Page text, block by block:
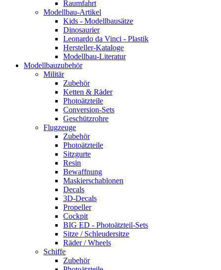
Raumfahrt
Modellbau-Artikel
Kids - Modellbausätze
Dinosaurier
Leonardo da Vinci - Plastik
Hersteller-Kataloge
Modellbau-Literatur
Modellbauzubehör
Militär
Zubehör
Ketten & Räder
Photoätzteile
Conversion-Sets
Geschützrohre
Flugzeuge
Zubehör
Photoätzteile
Sitzgurte
Resin
Bewaffnung
Maskierschablonen
Decals
3D-Decals
Propeller
Cockpit
BIG ED - Photoätzteil-Sets
Sitze / Schleudersitze
Räder / Wheels
Schiffe
Zubehör